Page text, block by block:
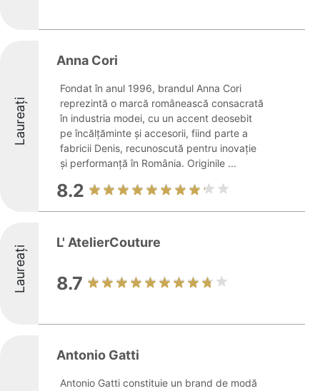
Laureați
Anna Cori
Fondat în anul 1996, brandul Anna Cori
reprezintă o marcă românească consacrată
în industria modei, cu un accent deosebit
pe încălțăminte și accesorii, fiind parte a
fabricii Denis, recunoscută pentru inovație
și performanță în România. Originile ...
8.2
Laureați
L' AtelierCouture
8.7
Antonio Gatti
Antonio Gatti constituie un brand de modă